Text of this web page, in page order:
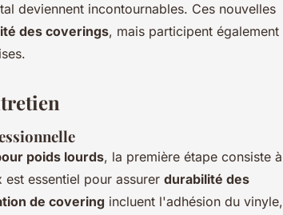
deviennent incontournables. Ces nouvelles
des coverings, mais participent également
poids lourds, la première étape consiste à
essentiel pour assurer durabilité des
de covering incluent l'adhésion du vinyle,